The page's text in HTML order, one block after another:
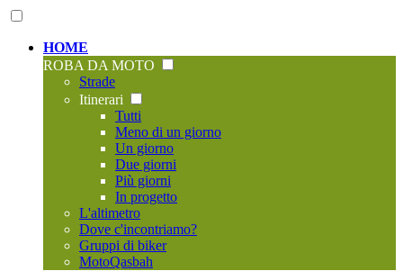
HOME
ROBA DA MOTO
Strade
Itinerari
Tutti
Meno di un giorno
Un giorno
Due giorni
Più giorni
In progetto
L'altimetro
Dove c'incontriamo?
Gruppi di biker
MotoQasbah